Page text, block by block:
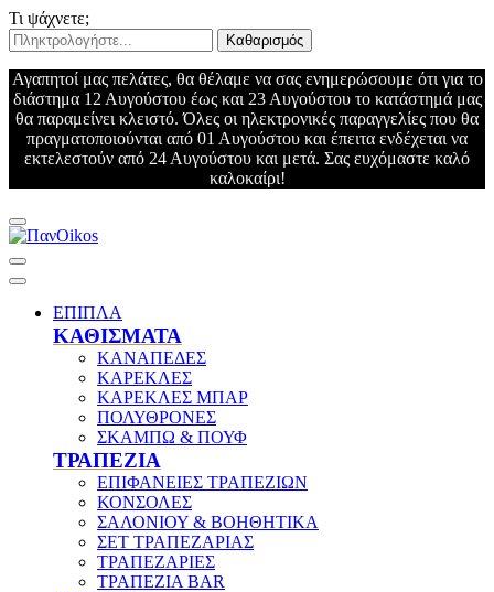
Τι ψάχνετε;
Καθαρισμός
Αγαπητοί μας πελάτες, θα θέλαμε να σας ενημερώσουμε ότι για το
διάστημα 12 Αυγούστου έως και 23 Αυγούστου το κατάστημά μας
θα παραμείνει κλειστό. Όλες οι ηλεκτρονικές παραγγελίες που θα
πραγματοποιούνται από 01 Αυγούστου και έπειτα ενδέχεται να
εκτελεστούν από 24 Αυγούστου και μετά. Σας ευχόμαστε καλό
καλοκαίρι!
ΕΠΙΠΛΑ
ΚΑΘΙΣΜΑΤΑ
ΚΑΝΑΠΕΔΕΣ
ΚΑΡΕΚΛΕΣ
ΚΑΡΕΚΛΕΣ ΜΠΑΡ
ΠΟΛΥΘΡΟΝΕΣ
ΣΚΑΜΠΩ & ΠΟΥΦ
ΤΡΑΠΕΖΙΑ
ΕΠΙΦΑΝΕΙΕΣ ΤΡΑΠΕΖΙΩΝ
ΚΟΝΣΟΛΕΣ
ΣΑΛΟΝΙΟΥ & ΒΟΗΘΗΤΙΚΑ
ΣΕΤ ΤΡΑΠΕΖΑΡΙΑΣ
ΤΡΑΠΕΖΑΡΙΕΣ
ΤΡΑΠΕΖΙΑ BAR